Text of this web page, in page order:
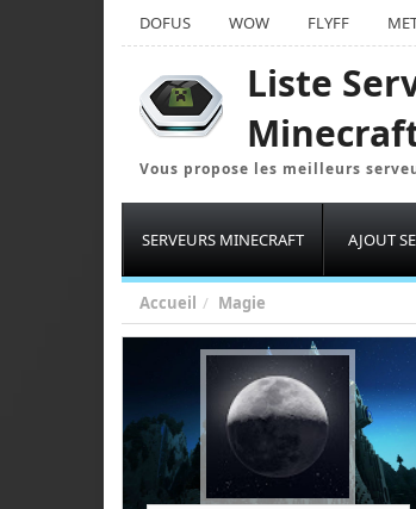
DOFUS WOW FLYFF
Liste
Vous propose les meilleurs
SERVEURS MINECRAFT AJOUT
Accueil Magie